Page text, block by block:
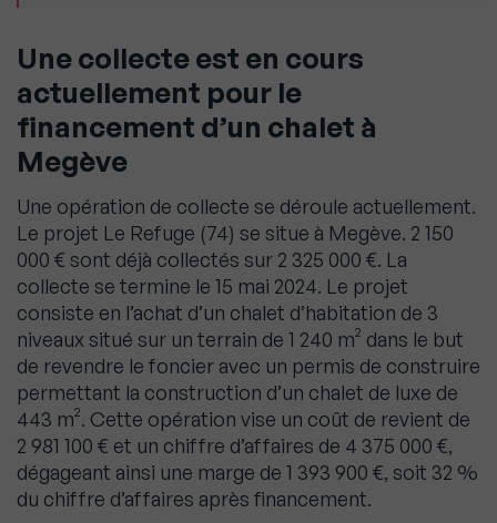
Une collecte est en cours
actuellement pour le
financement d’un chalet à
Megève
Une opération de collecte se déroule actuellement.
Le projet Le Refuge (74) se situe à Megève. 2 150
000 € sont déjà collectés sur 2 325 000 €. La
collecte se termine le 15 mai 2024. Le projet
consiste en l’achat d’un chalet d’habitation de 3
niveaux situé sur un terrain de 1 240 m² dans le but
de revendre le foncier avec un permis de construire
permettant la construction d’un chalet de luxe de
443 m². Cette opération vise un coût de revient de
2 981 100 € et un chiffre d’affaires de 4 375 000 €,
dégageant ainsi une marge de 1 393 900 €, soit 32 %
du chiffre d’affaires après financement.